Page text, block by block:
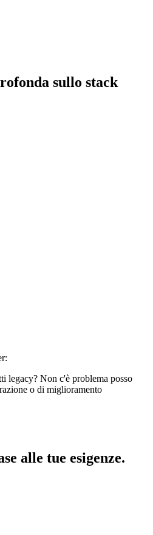
sullo stack
legacy? Non c'è problema posso
o di miglioramento
alle tue esigenze.